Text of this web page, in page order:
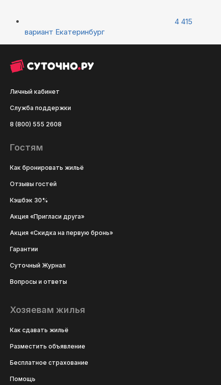
4 415
вариант Екатеринбург
Личный кабинет
Служба поддержки
8 (800) 555 2608
Гостям
Как бронировать жильё
Отзывы гостей
Кэшбэк 30%
Акция «Пригласи друга»
Акция «Скидка на первую бронь»
Гарантии
Суточный Журнал
Вопросы и ответы
Хозяевам жилья
Как сдавать жильё
Разместить объявление
Бесплатное страхование
Помощь